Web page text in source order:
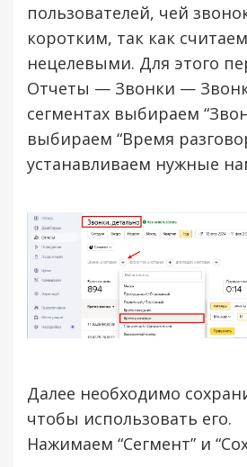
пользователей, чей
коротким, так как
нецелевыми. Для этого
Отчеты — Звонки —
сегментах выбираем
выбираем “Время
устанавливаем нужные
Далее необходимо
чтобы использовать его.
Нажимаем “Сегмент” и